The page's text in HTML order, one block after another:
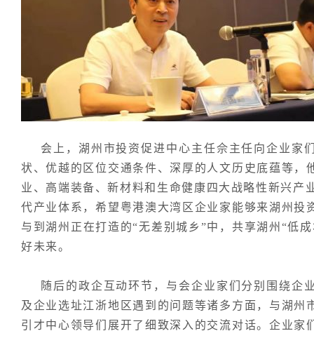
会上，湖州市投资促进中心主任佘主任向企业家
状、优越的区位交通条件、深厚的人文历史底蕴等，
业、高端装备、新材料和生命健康四大战略性新兴产
代产业体系，希望粤港澳大湾区企业家能够来湖州投
与到湖州正在打造的“无差别城乡”中，共享湖州“低
好未来。
随后的政企互动环节，与会企业家们分别围绕企
及企业选址江浙地区遇到的问题等诸多方面，与湖州
引才中心领导们展开了细致深入的交流对话。企业家